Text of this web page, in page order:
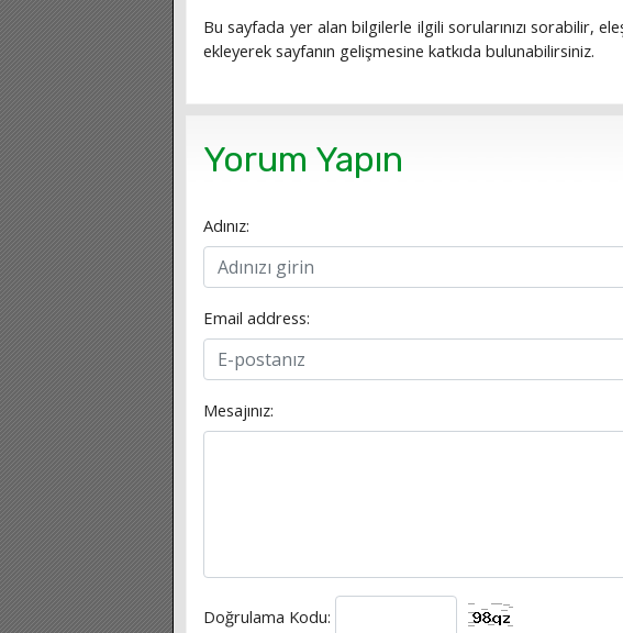
Bu sayfada yer alan bilgilerle ilgili sorularınızı sorabilir,
ekleyerek sayfanın gelişmesine katkıda bulunabilirsiniz.
Yorum Yapın
Adınız:
Email address:
Mesajınız:
Doğrulama Kodu: